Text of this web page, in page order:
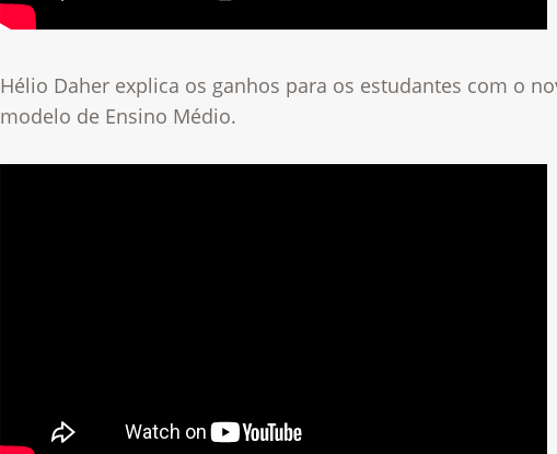
Hélio Daher explica os ganhos para os estudantes com o
modelo de Ensino Médio.